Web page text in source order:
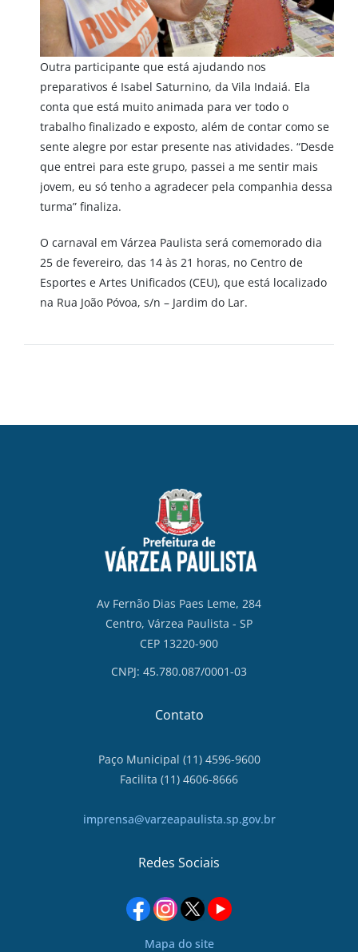
Outra participante que está ajudando nos
preparativos é Isabel Saturnino, da Vila Indaiá. Ela
conta que está muito animada para ver todo o
trabalho finalizado e exposto, além de contar como se
sente alegre por estar presente nas atividades. “Desde
que entrei para este grupo, passei a me sentir mais
jovem, eu só tenho a agradecer pela companhia dessa
turma” finaliza.
O carnaval em Várzea Paulista será comemorado dia
25 de fevereiro, das 14 às 21 horas, no Centro de
Esportes e Artes Unificados (CEU), que está localizado
na Rua João Póvoa, s/n – Jardim do Lar.
Av Fernão Dias Paes Leme, 284
Centro, Várzea Paulista - SP
CEP 13220-900
CNPJ: 45.780.087/0001-03
Contato
Paço Municipal (11) 4596-9600
Facilita (11) 4606-8666
imprensa@varzeapaulista.sp.gov.br
Redes Sociais
Mapa do site